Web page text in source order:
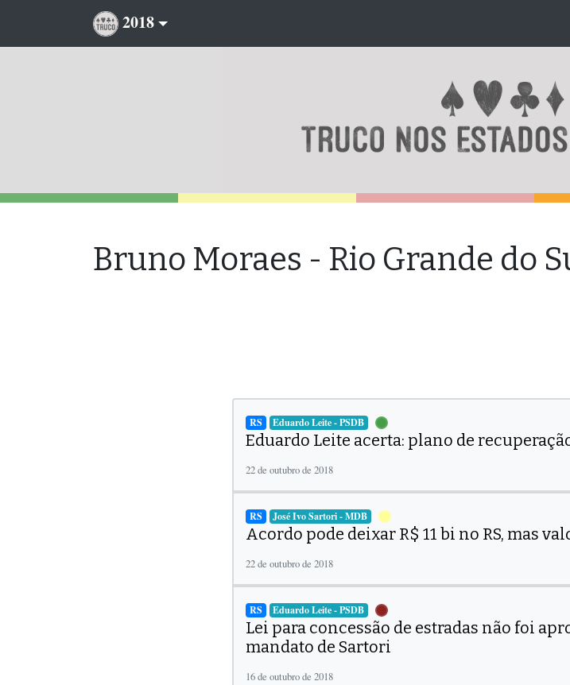
2018
Bruno Moraes - Rio Grande do
RS Eduardo Leite - PSDB
Eduardo Leite acerta: plano de
22 de outubro de 2018
RS José Ivo Sartori - MDB
Acordo pode deixar R$ 11 bi no RS, mas
22 de outubro de 2018
RS Eduardo Leite - PSDB
Lei para concessão de estradas não foi
mandato de Sartori
16 de outubro de 2018